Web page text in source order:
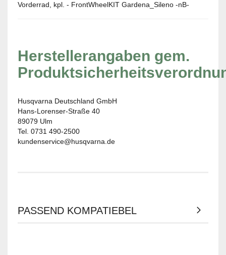
Vorderrad, kpl. - FrontWheelKIT Gardena_Sileno -nB-
Herstellerangaben gem.
Husqvarna Deutschland GmbH
Hans-Lorenser-Straße 40
89079 Ulm
Tel. 0731 490-2500
kundenservice@husqvarna.de
PASSEND KOMPATIEBEL